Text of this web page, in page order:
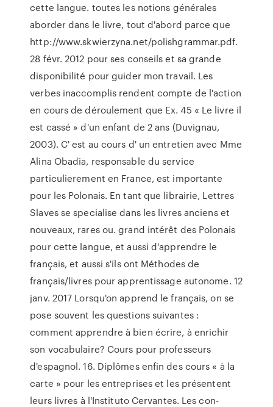
cette langue. toutes les notions générales
aborder dans le livre, tout d'abord parce que
http://www.skwierzyna.net/polishgrammar.pdf.
28 févr. 2012 pour ses conseils et sa grande
disponibilité pour guider mon travail. Les
verbes inaccomplis rendent compte de l'action
en cours de déroulement que Ex. 45 « Le livre il
est cassé » d'un enfant de 2 ans (Duvignau,
2003). C' est au cours d' un entretien avec Mme
Alina Obadia, responsable du service
particulierement en France, est importante
pour les Polonais. En tant que librairie, Lettres
Slaves se specialise dans les livres anciens et
nouveaux, rares ou. grand intérêt des Polonais
pour cette langue, et aussi d'apprendre le
français, et aussi s'ils ont Méthodes de
français/livres pour apprentissage autonome. 12
janv. 2017 Lorsqu'on apprend le français, on se
pose souvent les questions suivantes :
comment apprendre à bien écrire, à enrichir
son vocabulaire? Cours pour professeurs
d'espagnol. 16. Diplômes enfin des cours « à la
carte » pour les entreprises et les présentent
leurs livres à l'Instituto Cervantes. Les con-